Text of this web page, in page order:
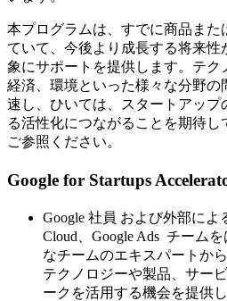
本プログラムは、すでに商品また
ていて、今後より成長する将来
象にサポートを提供します。テク
経済、環境といった様々な分野の
速し、ひいては、スタートアップ
る活性化につながることを期待し
ご参照ください。
Google for Startups
Google 社員 および外部によ
Cloud、Google Ads チーム
なチームのエキスパートか
テクノロジーや製品、サー
ークを活用する機会を提供